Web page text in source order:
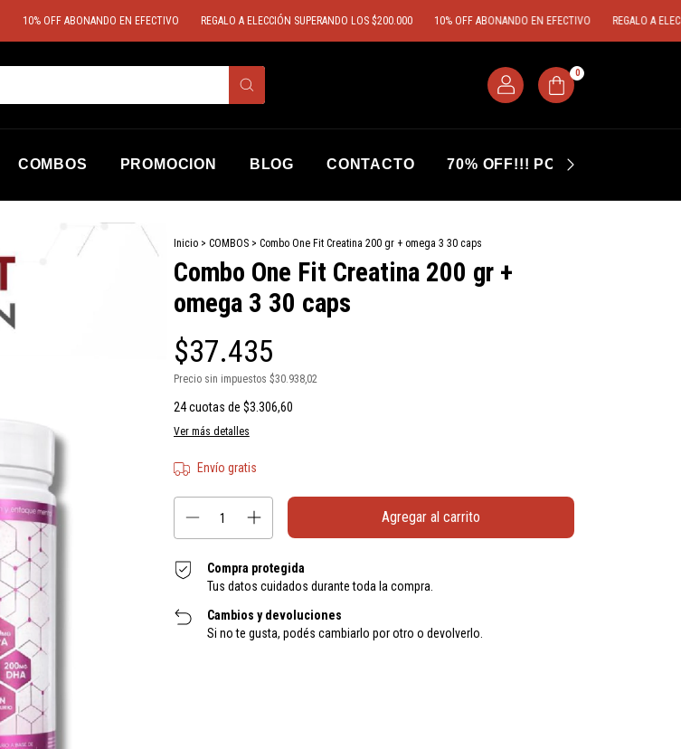
10% OFF ABONANDO EN EFECTIVO REGALO A ELECCIÓN SUPERANDO LOS $200.000 10% OFF ABONANDO EN EFECTIVO REGALO A
0
COMBOS PROMOCION BLOG CONTACTO 70% OFF!!! POR VENCIMIENTO
Inicio > COMBOS > Combo One Fit Creatina 200 gr + omega 3 30 caps
Combo One Fit Creatina 200 gr +
omega 3 30 caps
$37.435
Precio sin impuestos $30.938,02
24 cuotas de $3.306,60
Ver más detalles
Envío gratis
Compra protegida
Tus datos cuidados durante toda la compra.
Cambios y devoluciones
Si no te gusta, podés cambiarlo por otro o devolverlo.